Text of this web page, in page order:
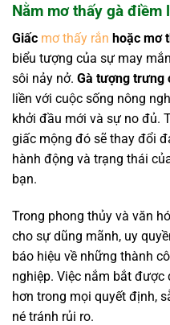
Nằm mơ thấy gà điềm
Giấc mơ thấy rắn hoặc mơ
biểu tượng của sự may
sôi nảy nở. Gà tượng trưng
liền với cuộc sống nông
khởi đầu mới và sự no đủ.
giấc mộng đó sẽ thay đổi
hành động và trạng thái
bạn.
Trong phong thủy và văn
cho sự dũng mãnh, uy
báo hiệu về những thành
nghiệp. Việc nắm bắt
hơn trong mọi quyết định,
né tránh rủi ro.